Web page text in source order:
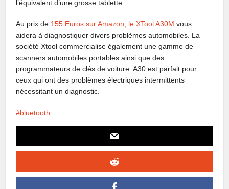
l’équivalent d’une grosse tablette.
Au prix de 155 Euros sur Amazon, le XTool A30M vous
aidera à diagnostiquer divers problèmes automobiles. La
société Xtool commercialise également une gamme de
scanners automobiles portables ainsi que des
programmateurs de clés de voiture. A30 est parfait pour
ceux qui ont des problèmes électriques intermittents
nécessitant un diagnostic.
bluetooth